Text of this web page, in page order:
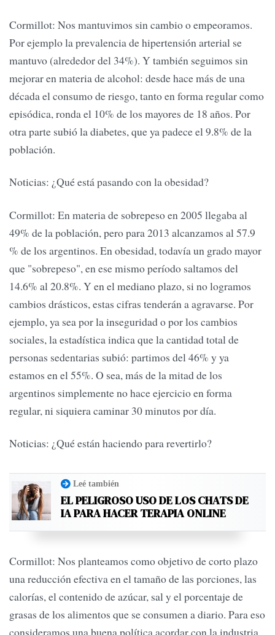
Cormillot: Nos mantuvimos sin cambio o empeoramos.
Por ejemplo la prevalencia de hipertensión arterial se
mantuvo (alrededor del 34%). Y también seguimos sin
mejorar en materia de alcohol: desde hace más de una
década el consumo de riesgo, tanto en forma regular como
episódica, ronda el 10% de los mayores de 18 años. Por
otra parte subió la diabetes, que ya padece el 9.8% de la
población.
Noticias: ¿Qué está pasando con la obesidad?
Cormillot: En materia de sobrepeso en 2005 llegaba al
49% de la población, pero para 2013 alcanzamos al 57.9
% de los argentinos. En obesidad, todavía un grado mayor
que "sobrepeso", en ese mismo período saltamos del
14.6% al 20.8%. Y en el mediano plazo, si no logramos
cambios drásticos, estas cifras tenderán a agravarse. Por
ejemplo, ya sea por la inseguridad o por los cambios
sociales, la estadística indica que la cantidad total de
personas sedentarias subió: partimos del 46% y ya
estamos en el 55%. O sea, más de la mitad de los
argentinos simplemente no hace ejercicio en forma
regular, ni siquiera caminar 30 minutos por día.
Noticias: ¿Qué están haciendo para revertirlo?
Leé también
EL PELIGROSO USO DE LOS CHATS DE
IA PARA HACER TERAPIA ONLINE
Cormillot: Nos planteamos como objetivo de corto plazo
una reducción efectiva en el tamaño de las porciones, las
calorías, el contenido de azúcar, sal y el porcentaje de
grasas de los alimentos que se consumen a diario. Para eso